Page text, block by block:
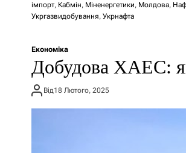
імпорт, Кабмін, Міненергетики, Молдова,
Укргазвидобування, Укрнафта
Економіка
Добудова ХАЕС:
Від18 Лютого, 2025